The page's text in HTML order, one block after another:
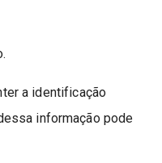
a identificação
informação pode